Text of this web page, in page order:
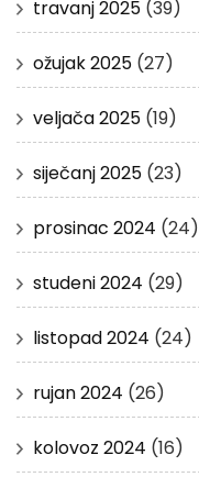
travanj 2025 (39)
ožujak 2025 (27)
veljača 2025 (19)
siječanj 2025 (23)
prosinac 2024 (24)
studeni 2024 (29)
listopad 2024 (24)
rujan 2024 (26)
kolovoz 2024 (16)